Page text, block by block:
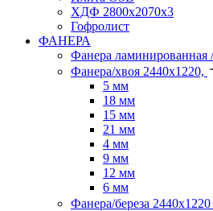
ХДФ 2800х2070х3
Гофролист
ФАНЕРА
Фанера ламинированная
Фанера/хвоя 2440х1220,
5 мм
18 мм
15 мм
21 мм
4 мм
9 мм
12 мм
6 мм
Фанера/береза 2440х1220